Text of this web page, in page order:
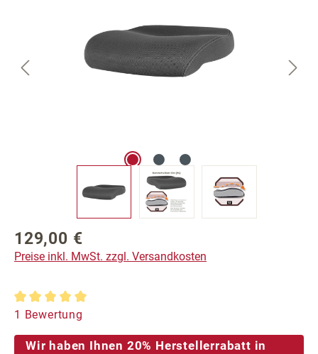
Regulärer Preis:
129,00 €
Preise inkl. MwSt. zzgl. Versandkosten
Durchschnittliche Bewertung von 5 von 5 Sternen
1 Bewertung
Wir haben Ihnen 20% Herstellerrabatt in